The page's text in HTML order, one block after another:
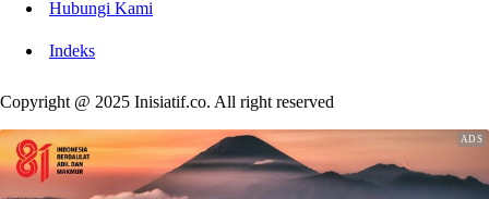
Hubungi Kami
Indeks
Copyright @ 2025 Inisiatif.co. All right reserved